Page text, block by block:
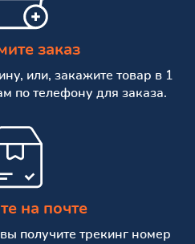
заказ
или, закажите товар в 1
по телефону для заказа.
на почте
получите трекинг номер